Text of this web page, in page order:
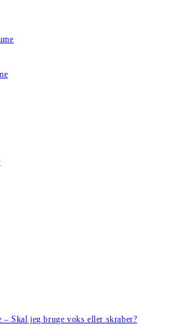
Skal jeg bruge voks eller skraber?